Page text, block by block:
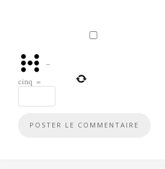
−
cinq =